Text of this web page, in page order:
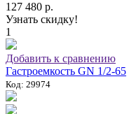
127 480 р.
Узнать скидку!
1
Добавить к сравнению
Гастроемкость GN 1/2-65
Код: 29974